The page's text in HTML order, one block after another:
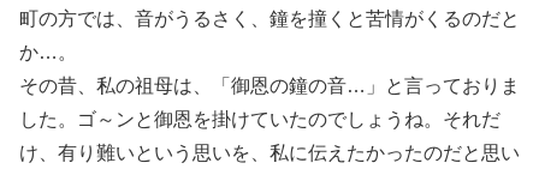
町の方では、音がうるさく、鐘を撞くと苦情がくるのだと
か…。
その昔、私の祖母は、「御恩の鐘の音…」と言っておりま
した。ゴ～ンと御恩を掛けていたのでしょうね。それだ
け、有り難いという思いを、私に伝えたかったのだと思い